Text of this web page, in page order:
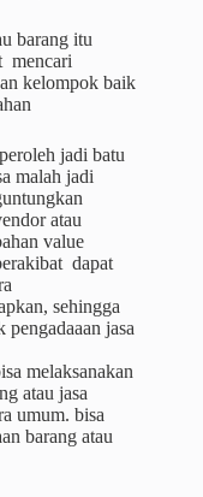
barang itu
mencari
kelompok baik
jadi batu
malah jadi
atau
value
dapat
sehingga
pengadaaan jasa
melaksanakan
atau jasa
umum. bisa
barang atau